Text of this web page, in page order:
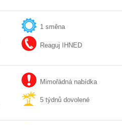
1 směna
Reaguj IHNED
Mimořádná nabídka
5 týdnů dovolené